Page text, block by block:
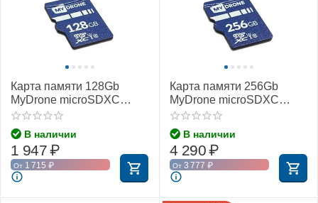
Карта памяти 128Gb
MyDrone microSDXC
Class 10 UHS-I U3
(MIXZA)
В наличии
1 947₽
От 1 715 ₽
Карта памяти 256Gb
MyDrone microSDXC
Class 10 UHS-I U3
(MIXZA)
В наличии
4 290₽
От 3 777 ₽